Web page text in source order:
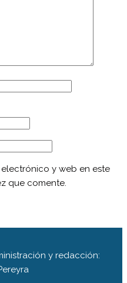
y web en este
que comente.
y redacción: